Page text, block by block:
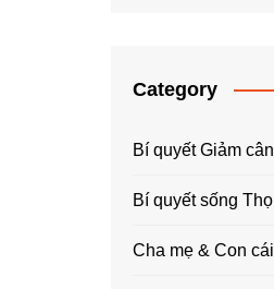
Category
Bí quyết Giảm cân
Bí quyết sống Thọ
Cha mẹ & Con cái